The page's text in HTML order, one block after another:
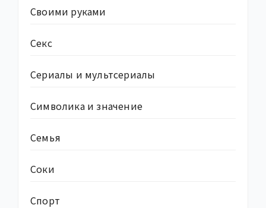
Своими руками
Секс
Сериалы и мультсериалы
Символика и значение
Семья
Соки
Спорт